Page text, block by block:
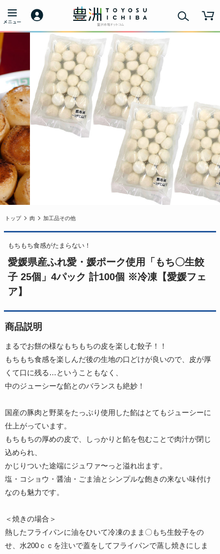
トップ 肉 加工品その他
もちもち食感がたまらない！
愛媛県産ふれ愛・媛ポーク使用「もち〇生餃
子 25個」4パック 計100個 ※冷凍【愛媛フェ
ア】
商品説明
まるでお餅の様なもちもちの皮を楽しむ餃子！！
もちもち食感を楽しんだ後の生地の口どけが良いので、皮が厚
くて口に残る…ということもなく、
中のジューシーな餡とのバランスも絶妙！
国産の豚肉と野菜をたっぷり使用した餡はとてもジューシーに
仕上がっています。
もちもちの厚めの皮で、しっかりと餡を包むことで肉汁が閉じ
込められ、
かじりついた途端にジュワァ〜っと溢れ出ます。
塩・コショウ・醤油・ごま油とシンプルな飽きの来ない味付け
なのも魅力です。
＜焼きの場合＞
熱したフライパンに油をひいて冷凍のまま〇もち生餃子をの
せ、水200ｃｃを注いで蓋をしてフライパンで蒸し焼きにしま